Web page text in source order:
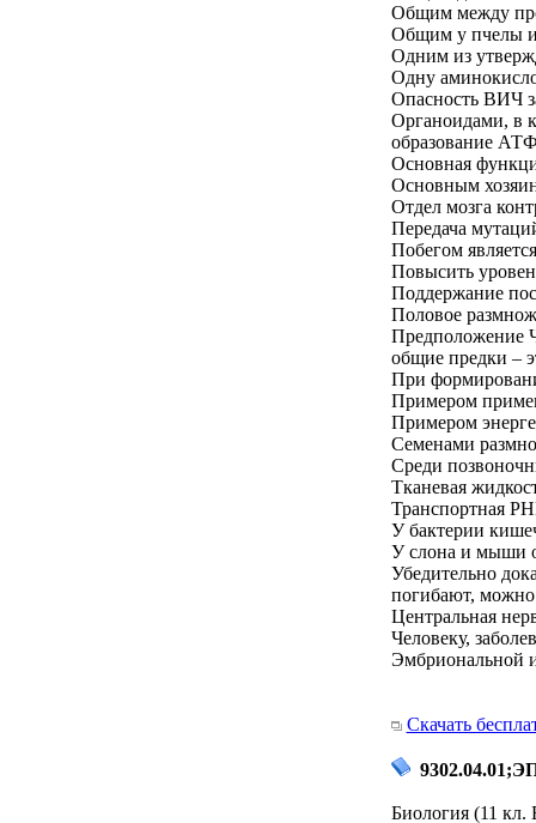
Общим между
Общим у пчелы и
Одним из
Одну
Опасность ВИЧ
Органоидами, в
образование
Основная
Основным
Отдел мозга
Передача
Побегом является
Повысить
Поддержание
Половое
Предположение
общие предки –
При
Примером
Примером
Семенами
Среди
Тканевая
Транспортная
У бактерии
У слона и мыши
Убедительно
погибают,
Центральная
Человеку,
Эмбриональной
Скачать
Биология (11